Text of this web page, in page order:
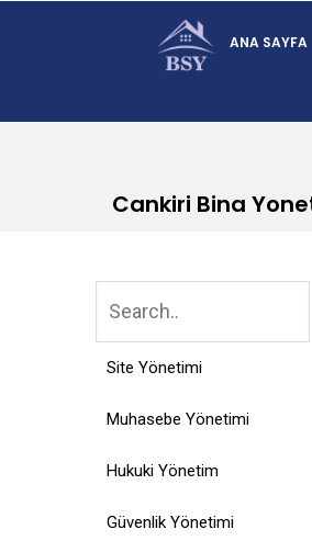
ANA SAYFA
Cankiri Bina
Site Yönetimi
Muhasebe Yönetimi
Hukuki Yönetim
Güvenlik Yönetimi